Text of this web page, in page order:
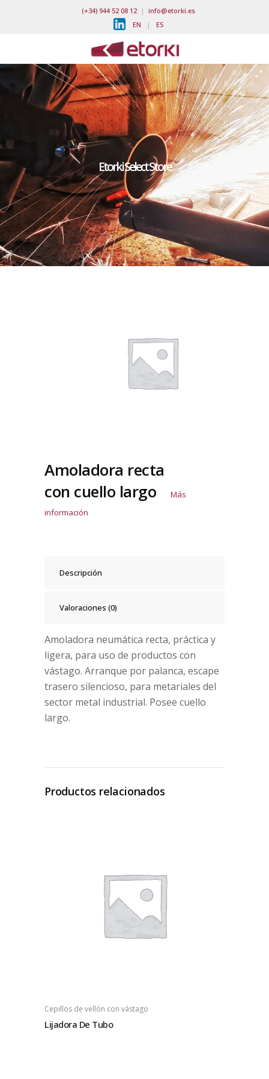
(+34) 944 52 08 12| info@etorki.es
EN | ES
Etorki Select Store
Amoladora recta
con cuello largo
Más
información
Descripción
Valoraciones (0)
Amoladora neumática recta, práctica y
ligera, para uso de productos con
vástago. Arranque por palanca, escape
trasero silencioso, para metariales del
sector metal industrial. Posee cuello
largo.
Productos relacionados
Cepillos de vellón con vástago
Lijadora De Tubo